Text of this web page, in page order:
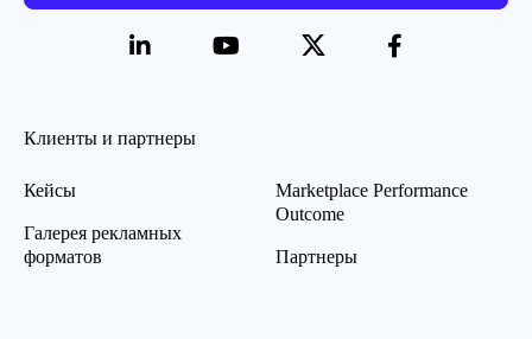
Клиенты и партнеры
Кейсы
Галерея рекламных
форматов
Marketplace Performance
Outcome
Партнеры